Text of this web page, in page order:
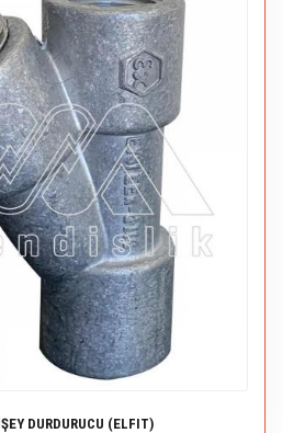
DURDURUCU (ELFIT)